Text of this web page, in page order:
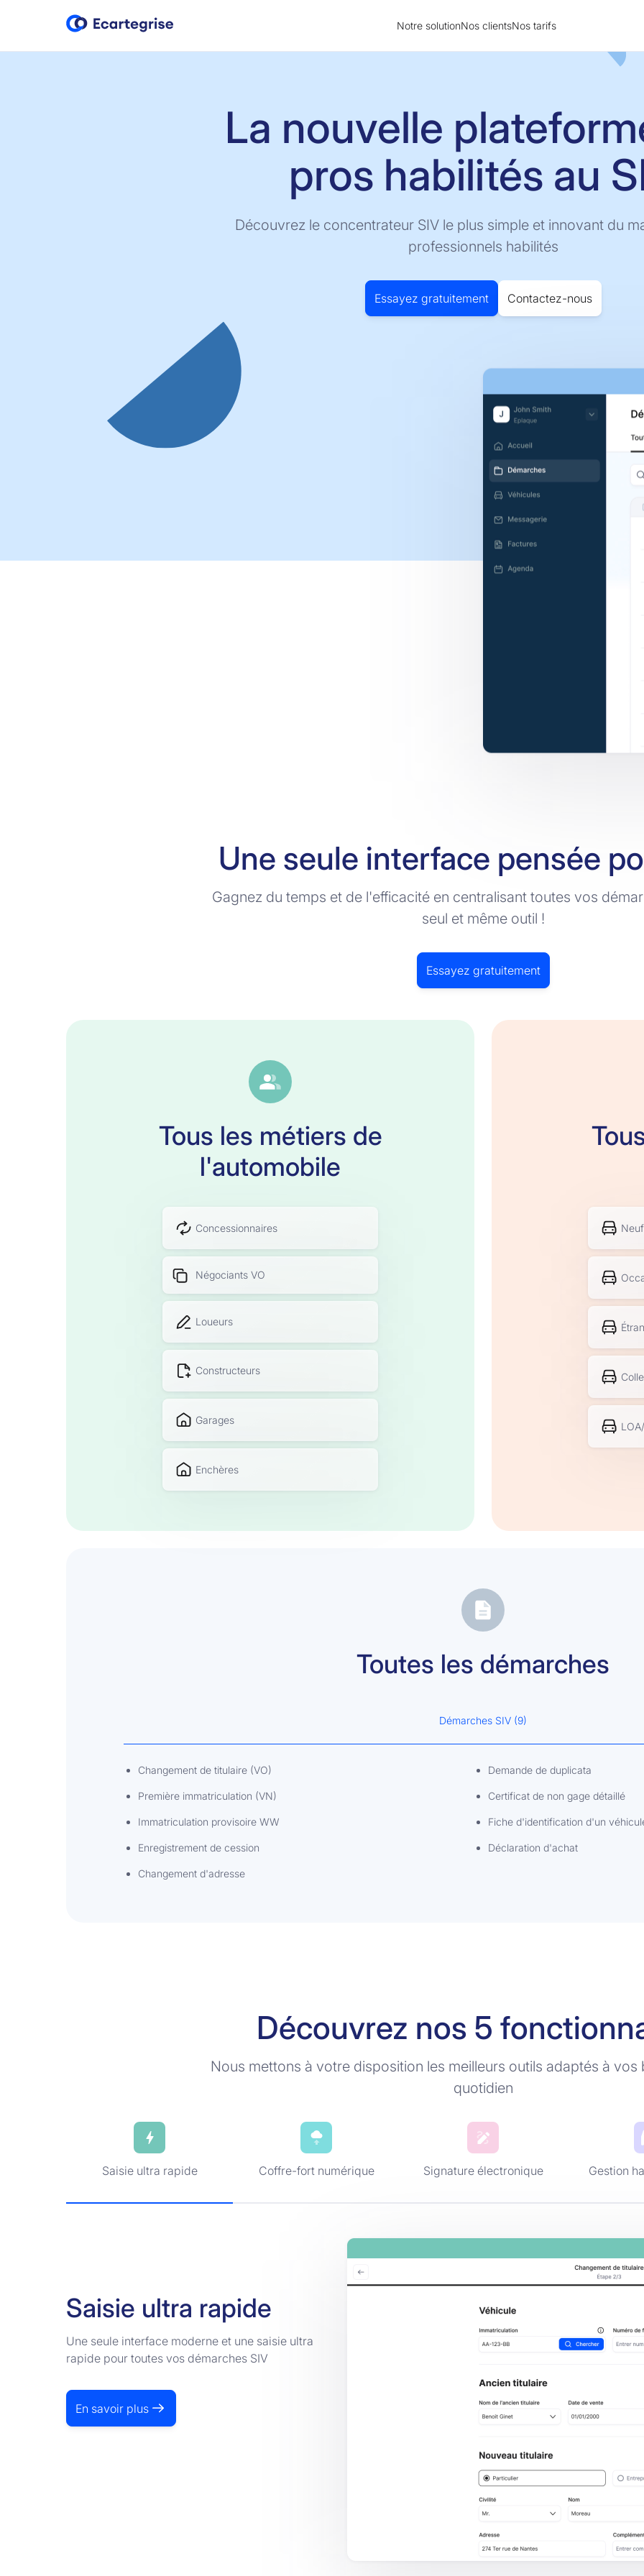
Notre solutionNos clientsNos tarifs
La nouvelle
pros habilités au
Découvrez le concentrateur SIV le plus simple et innovant du
professionnels habilités
Essayez gratuitement Contactez-nous
Une seule interface pensée
Gagnez du temps et de l'efficacité en centralisant toutes vos
seul et même outil !
Essayez gratuitement
Tous les métiers de
l'automobile
Concessionnaires
Négociants VO
Loueurs
Constructeurs
Garages
Enchères
Toutes les démarches
Démarches SIV (9)
Changement de titulaire (VO)
Première immatriculation (VN)
Immatriculation provisoire WW
Enregistrement de cession
Changement d'adresse
Demande de duplicata
Certificat de non gage détaillé
Fiche d'identification d'un
Déclaration d'achat
Découvrez nos 5
Nous mettons à votre disposition les meilleurs outils adaptés à vos
quotidien
Saisie ultra rapide Coffre-fort numérique Signature électronique Gestion
Saisie ultra rapide
Une seule interface moderne et une saisie ultra
rapide pour toutes vos démarches SIV
En savoir plus